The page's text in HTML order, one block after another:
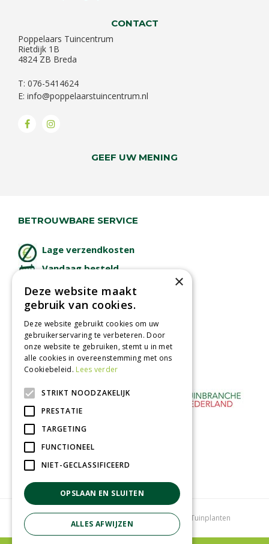
CONTACT
Poppelaars Tuincentrum
Rietdijk 1B
4824 ZB Breda
T: 076-5414624
E: info@poppelaarstuincentrum.nl
GEEF UW MENING
BETROUWBARE SERVICE
Lage verzendkosten
Vandaag besteld
Afhalen in tuincentrum
Betaal veilig
met iDeal - Wero
Kamerplanten Tuinplanten
×
Deze website maakt
gebruik van cookies.
Deze website gebruikt cookies om uw
gebruikerservaring te verbeteren. Door
onze website te gebruiken, stemt u in met
alle cookies in overeenstemming met ons
Cookiebeleid. Lees verder
STRIKT NOODZAKELIJK
PRESTATIE
TARGETING
FUNCTIONEEL
NIET-GECLASSIFICEERD
OPSLAAN EN SLUITEN
ALLES AFWIJZEN